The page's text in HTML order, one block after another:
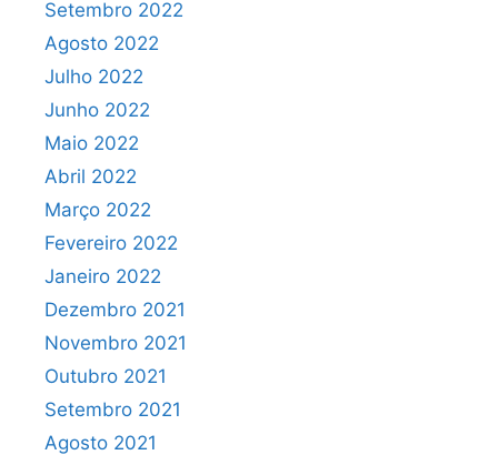
Setembro 2022
Agosto 2022
Julho 2022
Junho 2022
Maio 2022
Abril 2022
Março 2022
Fevereiro 2022
Janeiro 2022
Dezembro 2021
Novembro 2021
Outubro 2021
Setembro 2021
Agosto 2021